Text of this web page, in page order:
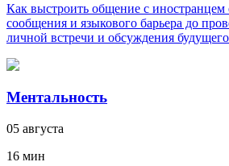
Как выстроить общение с иностранцем
сообщения и языкового барьера до
личной встречи и обсуждения
Ментальность
05 августа
16 мин